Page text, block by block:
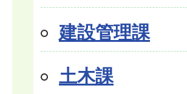
建設管理課
土木課